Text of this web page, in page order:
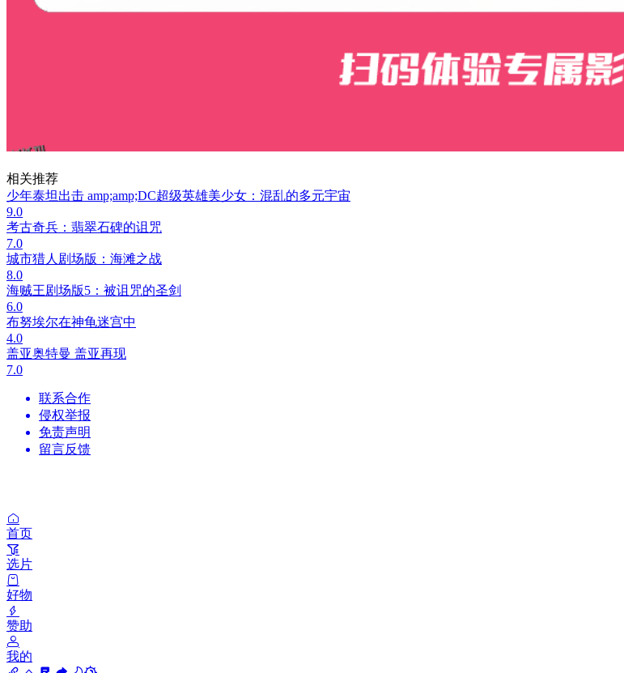
相关推荐
少年泰坦出击 amp;amp;DC超级英雄美少女：混乱的多元宇宙
9.0
考古奇兵：翡翠石碑的诅咒
7.0
城市猎人剧场版：海滩之战
8.0
海贼王剧场版5：被诅咒的圣剑
6.0
布努埃尔在神龟迷宫中
4.0
盖亚奥特曼 盖亚再现
7.0
联系合作
侵权举报
免责声明
留言反馈
首页
选片
好物
赞助
我的